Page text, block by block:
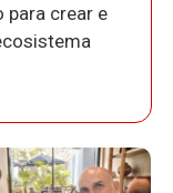
crear e